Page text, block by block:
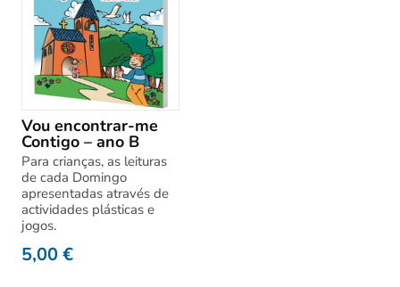
Vou encontrar-me
Contigo – ano B
Para crianças, as leituras
de cada Domingo
apresentadas através de
actividades plásticas e
jogos.
5,00€